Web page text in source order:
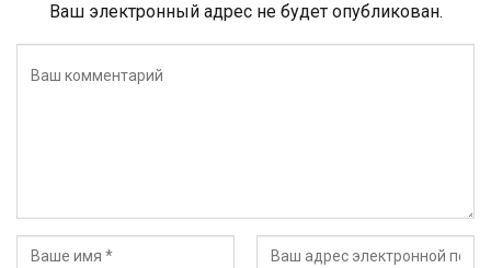
Ваш электронный адрес не будет опубликован.